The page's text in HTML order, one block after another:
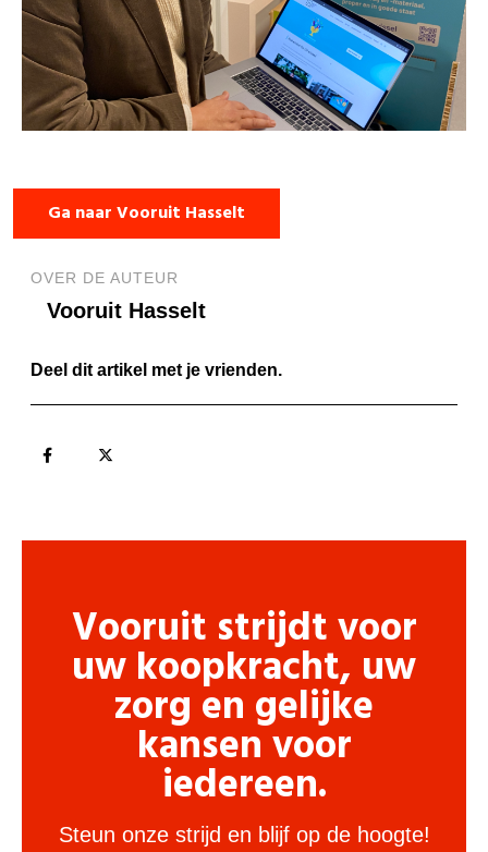
Ga naar Vooruit Hasselt
OVER DE AUTEUR
Vooruit Hasselt
Deel dit artikel met je vrienden.
Vooruit strijdt voor
uw koopkracht, uw
zorg en gelijke
kansen voor
iedereen.
Steun onze strijd en blijf op de hoogte!